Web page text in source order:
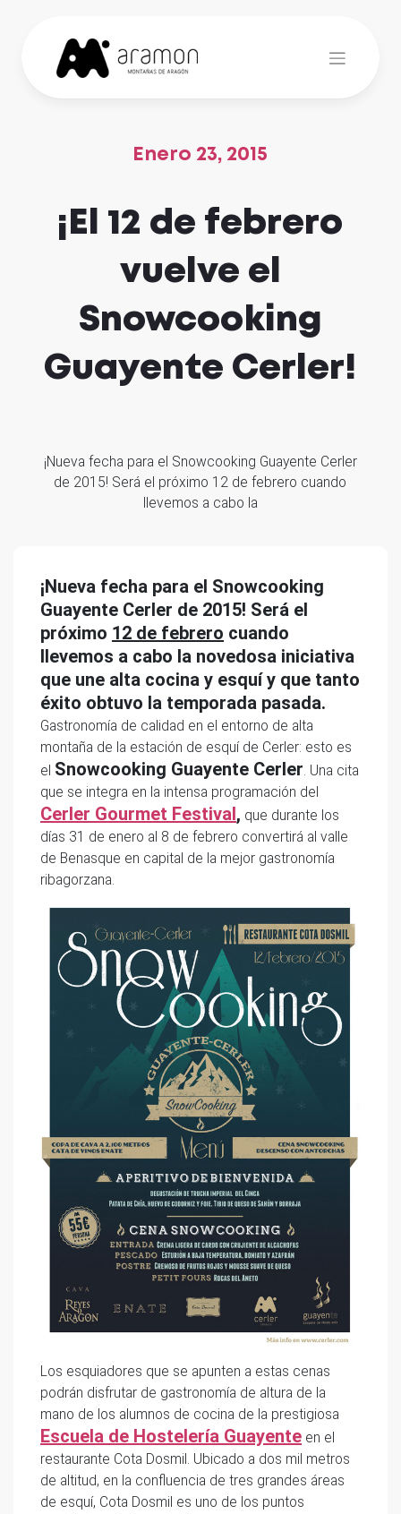
Enero 23, 2015
¡El 12 de febrero
vuelve el
Snowcooking
Guayente Cerler!
¡Nueva fecha para el Snowcooking Guayente Cerler
de 2015! Será el próximo 12 de febrero cuando
llevemos a cabo la
¡Nueva fecha para el Snowcooking
Guayente Cerler de 2015! Será el
próximo 12 de febrero cuando
llevemos a cabo la novedosa iniciativa
que une alta cocina y esquí y que tanto
éxito obtuvo la temporada pasada.
Gastronomía de calidad en el entorno de alta
montaña de la estación de esquí de Cerler: esto es
el Snowcooking Guayente Cerler. Una cita
que se integra en la intensa programación del
Cerler Gourmet Festival, que durante los
días 31 de enero al 8 de febrero convertirá al valle
de Benasque en capital de la mejor gastronomía
ribagorzana.
Los esquiadores que se apunten a estas cenas
podrán disfrutar de gastronomía de altura de la
mano de los alumnos de cocina de la prestigiosa
Escuela de Hostelería Guayente en el
restaurante Cota Dosmil. Ubicado a dos mil metros
de altitud, en la confluencia de tres grandes áreas
de esquí, Cota Dosmil es uno de los puntos